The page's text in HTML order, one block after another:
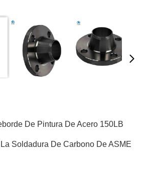
De Pintura De Acero 150LB
Soldadura De Carbono De ASME